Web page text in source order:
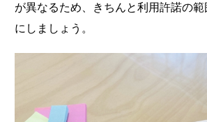
が異なるため、きちんと利用許諾の範
にしましょう。